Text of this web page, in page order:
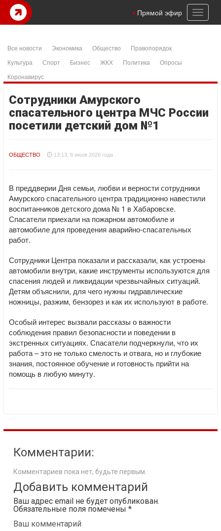
Toggle
Прямой эфир
Все новости Экономика Общество
Правопорядок
Культура
Спорт Бизнес ЖКХ Политика
Опросы
Коронавирус
Сотрудники Амурского
спасательного центра МЧС России
посетили детский дом №1
ОБЩЕСТВО 13:13, 8 июля 2026 года
В преддверии Дня семьи, любви и верности сотрудники
Амурского спасательного центра традиционно навестили
воспитанников детского дома № 1 в Хабаровске.
Спасатели приехали на пожарном автомобиле и
автомобиле для проведения аварийно-спасательных
работ.
Сотрудники Центра показали и рассказали, как устроены
автомобили внутри, какие инструменты используются для
спасения людей и ликвидации чрезвычайных ситуаций.
Детям объяснили, для чего нужны гидравлические
ножницы, разжим, бензорез и как их используют в работе.
Особый интерес вызвали рассказы о важности
соблюдения правил безопасности и поведении в
экстренных ситуациях. Спасатели подчеркнули, что их
работа – это не только смелость и отвага, но и глубокие
знания, постоянное обучение и готовность прийти на
помощь в любую минуту.
Комментарии:
Комментариев пока нет, будьте первым.
Добавить комментарий
Ваш адрес email не будет опубликован.
Обязательные поля помечены *
Ваш комментарий